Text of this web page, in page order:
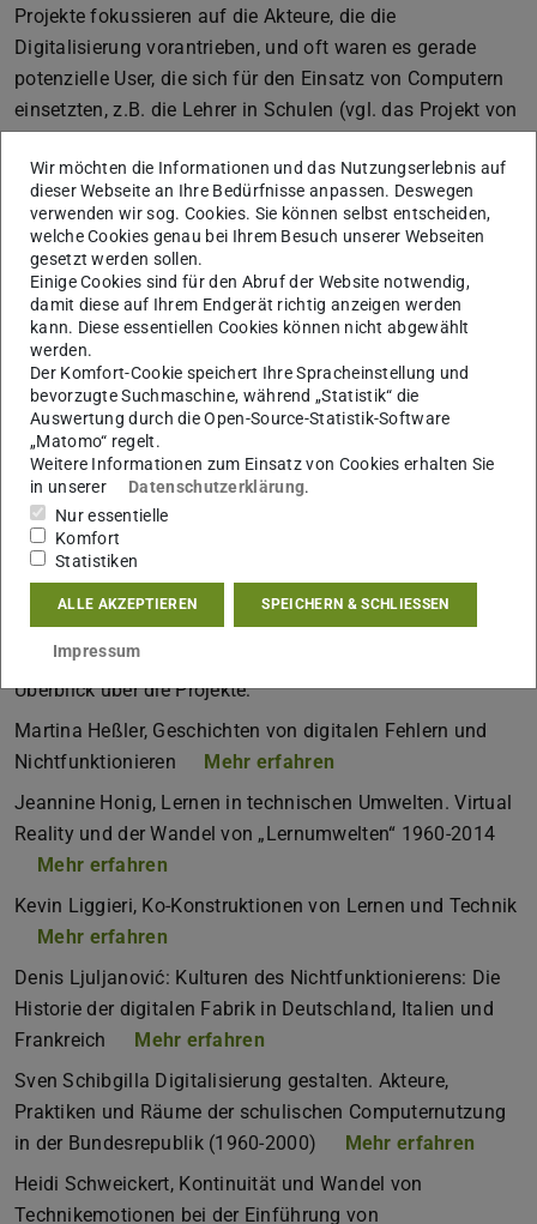
Projekte fokussieren auf die Akteure, die die
Digitalisierung vorantrieben, und oft waren es gerade
potenzielle User, die sich für den Einsatz von Computern
einsetzten, z.B. die Lehrer in Schulen (vgl. das Projekt von
untersucht, wobei deren Emotionen bei der Aneignung der
Software im Zentrum stehen. Jeannine Honig erforscht
die Konstitution eines neuen Lernsubjekts in virtuellen
Umwelten und auch Kevin Liggieri zielt darauf ab, die
hegemonialen Ideen und wissenschaftlichen Prozesse
aufzudecken, die das historisch bedingte Konzept des
„lernenden Subjekts” in der digitalen Gegenwart
mitkonstruiert haben.
Dass Digitalisierungsprozesse keine linear-teleologischen
Prozesse sind, unterstreichen die Projekte erneut. In den
Projekten geraten die Widerstände, Hindernisse und das
Nichtfunktionieren und Fehler in den Blick. Denis
Ljuljanović untersucht die Geschichte der digitalen Fabrik
aus der Perspektive des Nichtfunktionierens und Martina
Wirklichkeit.
Überblick über die Projekte:
Martina Heßler, Geschichten von digitalen Fehlern und
Nichtfunktionieren
Mehr erfahren
Jeannine Honig, Lernen in technischen Umwelten. Virtual
Reality und der Wandel von „Lernumwelten“ 1960-2014
Mehr erfahren
Kevin Liggieri, Ko-Konstruktionen von Lernen und Technik
Mehr erfahren
Denis Ljuljanović: Kulturen des Nichtfunktionierens: Die
Historie der digitalen Fabrik in Deutschland, Italien und
Frankreich
Mehr erfahren
Sven Schibgilla Digitalisierung gestalten. Akteure,
Praktiken und Räume der schulischen Computernutzung
in der Bundesrepublik (1960-2000)
Mehr erfahren
Heidi Schweickert, Kontinuität und Wandel von
Technikemotionen bei der Einführung von
Wir möchten die Informationen und das Nutzungserlebnis auf
dieser Webseite an Ihre Bedürfnisse anpassen. Deswegen
verwenden wir sog. Cookies. Sie können selbst entscheiden,
welche Cookies genau bei Ihrem Besuch unserer Webseiten
gesetzt werden sollen.
Einige Cookies sind für den Abruf der Website notwendig,
damit diese auf Ihrem Endgerät richtig anzeigen werden
kann. Diese essentiellen Cookies können nicht abgewählt
werden.
Der Komfort-Cookie speichert Ihre Spracheinstellung und
bevorzugte Suchmaschine, während „Statistik“ die
Auswertung durch die Open-Source-Statistik-Software
„Matomo“ regelt.
Weitere Informationen zum Einsatz von Cookies erhalten Sie
in unserer
Datenschutzerklärung.
Nur essentielle
Komfort
Statistiken
ALLE AKZEPTIEREN SPEICHERN & SCHLIESSEN
Impressum